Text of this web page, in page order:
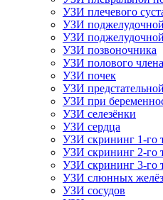
УЗИ плечевого
УЗИ
УЗИ
УЗИ позвоночника
УЗИ полового члена
УЗИ почек
УЗИ
УЗИ при
УЗИ селезёнки
УЗИ сердца
УЗИ скрининг 1-го
УЗИ скрининг 2-го
УЗИ скрининг 3-го
УЗИ слюнных желёз
УЗИ сосудов